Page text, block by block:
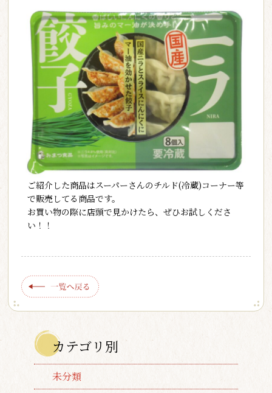
ご紹介した商品はスーパーさんのチルド(冷蔵)コーナー等
で販売してる商品です。
お買い物の際に店頭で見かけたら、ぜひお試しくださ
い！！
カテゴリ別
未分類